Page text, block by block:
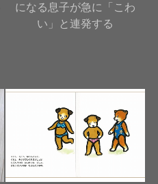
になる息子が急に「こわ
い」と連発する